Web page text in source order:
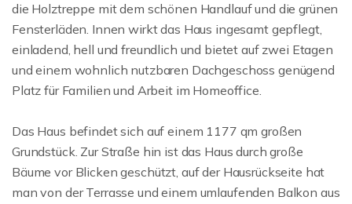
die Holztreppe mit dem schönen Handlauf und die grünen
Fensterläden. Innen wirkt das Haus ingesamt gepflegt,
einladend, hell und freundlich und bietet auf zwei Etagen
und einem wohnlich nutzbaren Dachgeschoss genügend
Platz für Familien und Arbeit im Homeoffice.
Das Haus befindet sich auf einem 1177 qm großen
Grundstück. Zur Straße hin ist das Haus durch große
Bäume vor Blicken geschützt, auf der Hausrückseite hat
man von der Terrasse und einem umlaufenden Balkon aus